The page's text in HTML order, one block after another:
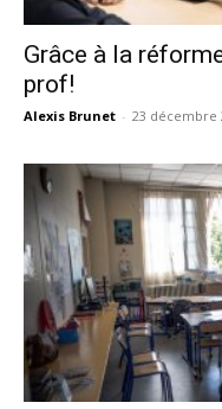
Grâce à la
prof!
Alexis Brunet - 23 décembre